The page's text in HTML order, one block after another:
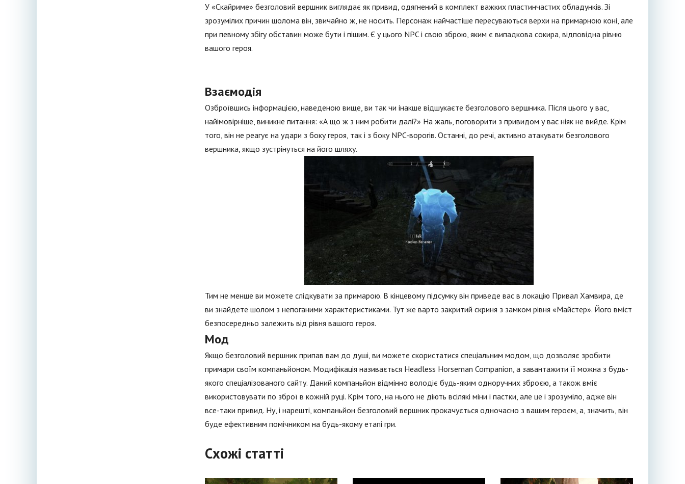
У «Скайриме» безголовий вершник виглядає як привид, одягнений в комплект важких пластинчастих обладунків. Зі
зрозумілих причин шолома він, звичайно ж, не носить. Персонаж найчастіше пересуваються верхи на примарною коні, але
при певному збігу обставин може бути і пішим. Є у цього NPC і свою зброю, яким є випадкова сокира, відповідна рівню
вашого героя.
Взаємодія
Озброївшись інформацією, наведеною вище, ви так чи інакше відшукаєте безголового вершника. Після цього у вас,
найімовірніше, виникне питання: «А що ж з ним робити далі?» На жаль, поговорити з привидом у вас ніяк не вийде. Крім
того, він не реагує на удари з боку героя, так і з боку NPC-ворогів. Останні, до речі, активно атакувати безголового
вершника, якщо зустрінуться на його шляху.
Тим не менше ви можете слідкувати за примарою. В кінцевому підсумку він приведе вас в локацію Привал Хамвира, де
ви знайдете шолом з непоганими характеристиками. Тут же варто закритий скриня з замком рівня «Майстер». Його вміст
безпосередньо залежить від рівня вашого героя.
Мод
Якщо безголовий вершник припав вам до душі, ви можете скористатися спеціальним модом, що дозволяє зробити
примари своїм компаньйоном. Модифікація називається Headless Horseman Companion, а завантажити її можна з будь-
якого спеціалізованого сайту. Даний компаньйон відмінно володіє будь-яким одноручних зброєю, а також вміє
використовувати по зброї в кожній руці. Крім того, на нього не діють всілякі міни і пастки, але це і зрозуміло, адже він
все-таки привид. Ну, і нарешті, компаньйон безголовий вершник прокачується одночасно з вашим героєм, а, значить, він
буде ефективним помічником на будь-якому етапі гри.
Схожі статті